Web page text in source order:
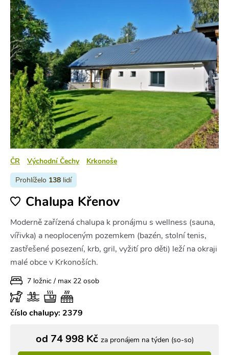
ČR Východní Čechy Krkonoše
Prohlíželo 138 lidí
Chalupa Křenov
Moderně zařízená chalupa k pronájmu s wellness (sauna,
vířivka) a neoploceným pozemkem (bazén, stolní tenis,
zastřešené posezení, krb, gril, vyžití pro děti) leží na okraji
malé obce v Krkonoších.
7 ložnic / max 22 osob
číslo chalupy: 2379
od 74 998 Kč za pronájem na týden (so-so)